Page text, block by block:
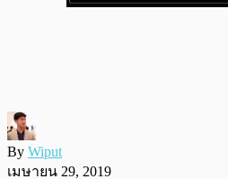
By Wiput
เมษายน 29, 2019